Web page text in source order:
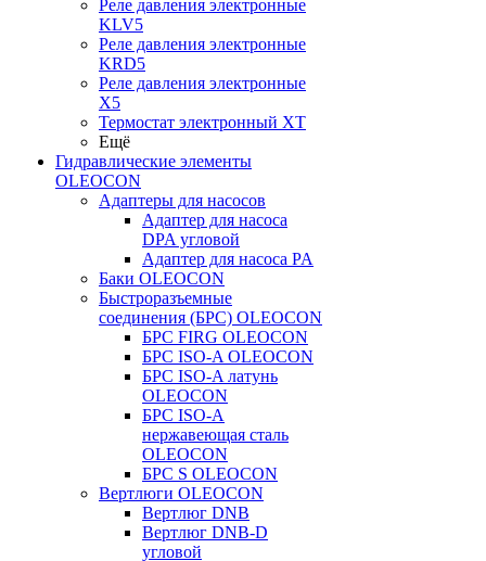
Реле давления электронные
KLV5
Реле давления электронные
KRD5
Реле давления электронные
X5
Термостат электронный XT
Ещё
Гидравлические элементы
OLEOCON
Адаптеры для насосов
Адаптер для насоса
DPA угловой
Адаптер для насоса PA
Баки OLEOCON
Быстроразъемные
соединения (БРС) OLEOCON
БРС FIRG OLEOCON
БРС ISO-A OLEOCON
БРС ISO-A латунь
OLEOCON
БРС ISO-A
нержавеющая сталь
OLEOCON
БРС S OLEOCON
Вертлюги OLEOCON
Вертлюг DNB
Вертлюг DNB-D
угловой